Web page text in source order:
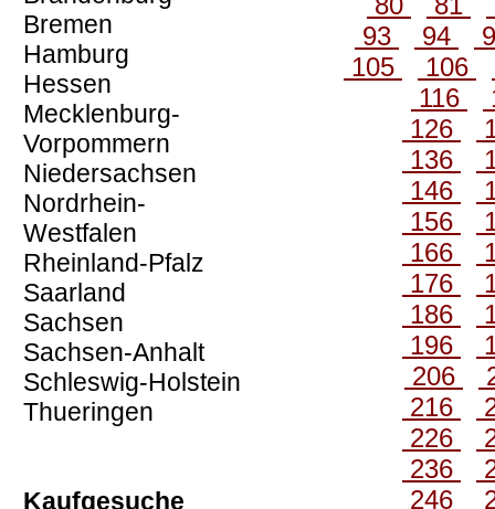
Bremen
Hamburg
Hessen
Mecklenburg-
Vorpommern
Niedersachsen
Nordrhein-
Westfalen
Rheinland-Pfalz
Saarland
Sachsen
Sachsen-Anhalt
Schleswig-Holstein
Thueringen
Kaufgesuche
93
94
105
106
116
126
136
146
156
166
176
186
196
206
216
226
236
246